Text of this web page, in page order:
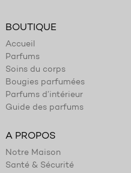
BOUTIQUE
Accueil
Parfums
Soins du corps
Bougies parfumées
Parfums d’intérieur
Guide des parfums
A PROPOS
Notre Maison
Santé & Sécurité